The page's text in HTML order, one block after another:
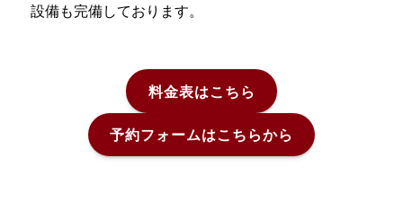
設備も完備しております。
料金表はこちら
予約フォームはこちらから